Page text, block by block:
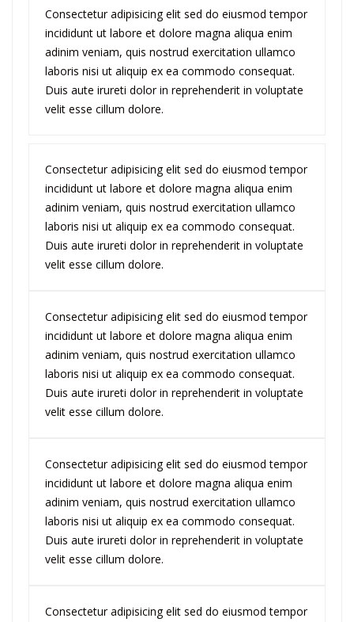
Consectetur adipisicing elit sed do eiusmod tempor
incididunt ut labore et dolore magna aliqua enim
adinim veniam, quis nostrud exercitation ullamco
laboris nisi ut aliquip ex ea commodo consequat.
Duis aute irureti dolor in reprehenderit in voluptate
velit esse cillum dolore.
Consectetur adipisicing elit sed do eiusmod tempor
incididunt ut labore et dolore magna aliqua enim
adinim veniam, quis nostrud exercitation ullamco
laboris nisi ut aliquip ex ea commodo consequat.
Duis aute irureti dolor in reprehenderit in voluptate
velit esse cillum dolore.
Consectetur adipisicing elit sed do eiusmod tempor
incididunt ut labore et dolore magna aliqua enim
adinim veniam, quis nostrud exercitation ullamco
laboris nisi ut aliquip ex ea commodo consequat.
Duis aute irureti dolor in reprehenderit in voluptate
velit esse cillum dolore.
Consectetur adipisicing elit sed do eiusmod tempor
incididunt ut labore et dolore magna aliqua enim
adinim veniam, quis nostrud exercitation ullamco
laboris nisi ut aliquip ex ea commodo consequat.
Duis aute irureti dolor in reprehenderit in voluptate
velit esse cillum dolore.
Consectetur adipisicing elit sed do eiusmod tempor